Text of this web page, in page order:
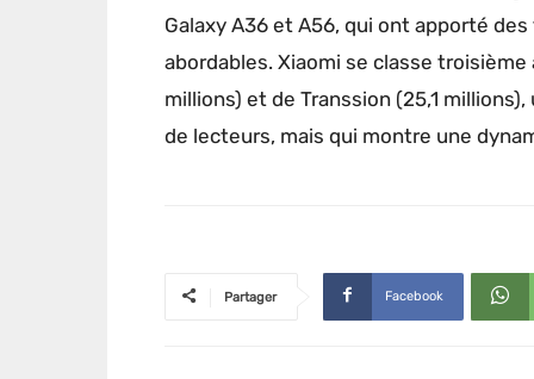
Galaxy A36 et A56, qui ont apporté
abordables. Xiaomi se classe troisième
millions) et de Transsion (25,1
de lecteurs, mais qui montre une
Partager Facebook